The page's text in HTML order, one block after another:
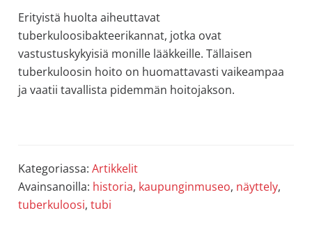
Erityistä huolta aiheuttavat
tuberkuloosibakteerikannat, jotka ovat
vastustuskykyisiä monille lääkkeille. Tällaisen
tuberkuloosin hoito on huomattavasti vaikeampaa
ja vaatii tavallista pidemmän hoitojakson.
Kategoriassa: Artikkelit
Avainsanoilla: historia, kaupunginmuseo, näyttely,
tuberkuloosi, tubi